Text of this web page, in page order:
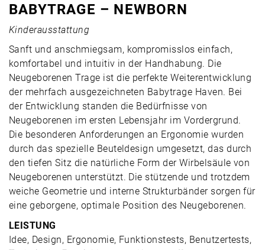
BABYTRAGE – NEWBORN
Kinderausstattung
Sanft und anschmiegsam, kompromisslos einfach,
komfortabel und intuitiv in der Handhabung. Die
Neugeborenen Trage ist die perfekte Weiterentwicklung
der mehrfach ausgezeichneten Babytrage Haven. Bei
der Entwicklung standen die Bedürfnisse von
Neugeborenen im ersten Lebensjahr im Vordergrund.
Die besonderen Anforderungen an Ergonomie wurden
durch das spezielle Beuteldesign umgesetzt, das durch
den tiefen Sitz die natürliche Form der Wirbelsäule von
Neugeborenen unterstützt. Die stützende und trotzdem
weiche Geometrie und interne Strukturbänder sorgen für
eine geborgene, optimale Position des Neugeborenen.
LEISTUNG
Idee, Design, Ergonomie, Funktionstests, Benutzertests,